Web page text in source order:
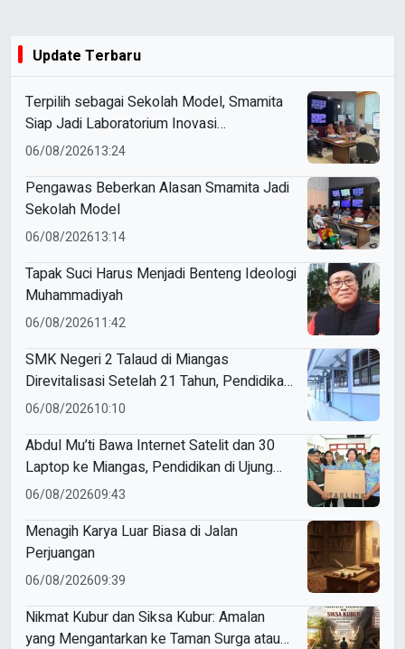
Update Terbaru
Terpilih sebagai Sekolah Model, Smamita
Siap Jadi Laboratorium Inovasi
Pembelajaran AI
06/08/202613:24
Pengawas Beberkan Alasan Smamita Jadi
Sekolah Model
06/08/202613:14
Tapak Suci Harus Menjadi Benteng Ideologi
Muhammadiyah
06/08/202611:42
SMK Negeri 2 Talaud di Miangas
Direvitalisasi Setelah 21 Tahun, Pendidikan
3T Makin Berkualitas
06/08/202610:10
Abdul Mu’ti Bawa Internet Satelit dan 30
Laptop ke Miangas, Pendidikan di Ujung
Negeri Makin Digital
06/08/202609:43
Menagih Karya Luar Biasa di Jalan
Perjuangan
06/08/202609:39
Nikmat Kubur dan Siksa Kubur: Amalan
yang Mengantarkan ke Taman Surga atau